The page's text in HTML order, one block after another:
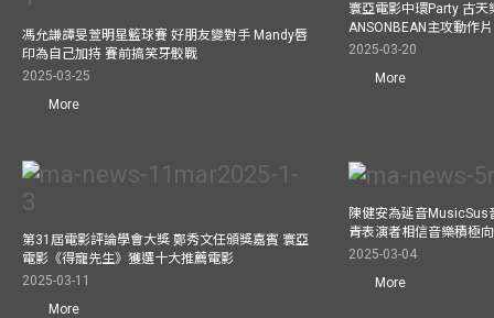
馮允謙譚旻萱明星籃球賽 好朋友變對手 Mandy唇
印為自己加持 賽前搞笑牙骹戰
2025-03-25
More
寰亞電影中環Party 古
ANSONBEAN主攻動作
2025-03-20
More
第31屆電影評論學會大獎 鄭秀文任頒獎嘉賓 寰亞
電影《得寵先生》獲選十大推薦電影
2025-03-11
More
陳健安為延音MusicSus
青表演者相信音樂積極
2025-03-04
More